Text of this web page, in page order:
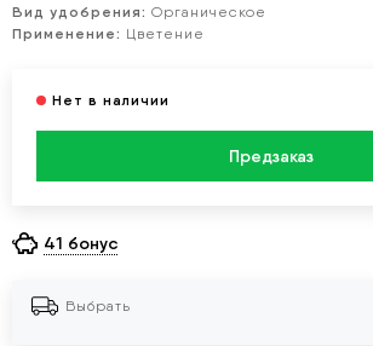
Вид удобрения: Органическое
Применение: Цветение
Предзаказ
41 бонус
Выбрать